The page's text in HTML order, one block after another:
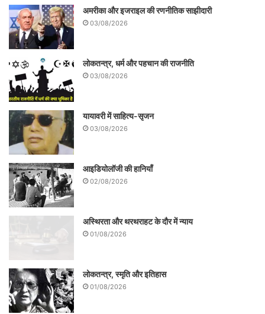
‘हमजानामा’ की एक प्रति भी रखी हुई है। इस
प्रेमगाथा महाकाव्य में लिखा हुआ है – ‘मुसलमान सभी
अपनी-अपनी कब्रों में हैं और इस्लाम केवल किताबों
में ही मिलेगा’। ब्रिटेन में आजकल, जान पड़ता है,
असली इस्लाम ब्रिटिश म्यूजियम में ही मिलेगा।
अमरीका और इजराइल की रणनीतिक साझीदारी
03/08/2026
लोकतन्त्र, धर्म और पहचान की राजनीति
03/08/2026
यायावरी में साहित्य-सृजन
03/08/2026
आइडियोलॉजी की हानियाँ
02/08/2026
अस्थिरता और थरथराहट के दौर में न्याय
01/08/2026
लोकतन्त्र, स्मृति और इतिहास
01/08/2026